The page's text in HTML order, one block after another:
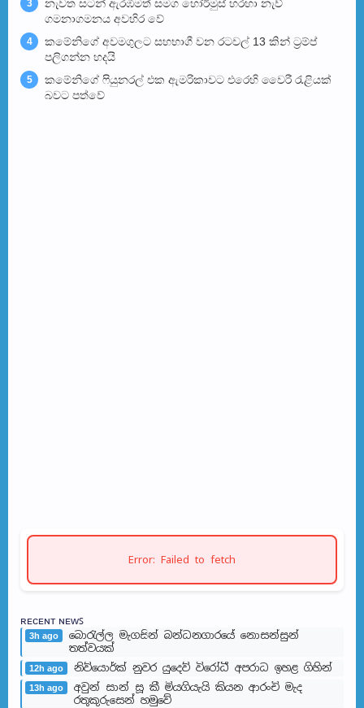
3
නැවත සටන් ඇරඹීමත් සමග හෝර්මුස් හරහා නැව්
ගමනාගමනය අවහිර වේ
4
කමේනිගේ අවමගුලට සහභාගී වන රටවල් 13 කින් ට්‍රම්ප්
පලිගන්න හදයි
5
කමේනිගේ ෆියුනරල් එක ඇමරිකාවට එරෙහි වෛරී රැළියක්
බවට පත්වේ
Error: Failed to fetch
ʀᴇᴄᴇɴᴛ ɴᴇᴡꜱ
3h ago
බොරැල්ල මැගසින් බන්ධනගාරයේ නොසන්සුන්
තත්වයක්
12h ago නිව්යොර්ක් නුවර යුදෙව් විරෝධී අපරාධ ඉහළ ගිහින්
13h ago
අවුන් සාන් සූ කී මියගියැයි කියන ආරංචි මැද
රතුකුරුසෙන් හමුවේ